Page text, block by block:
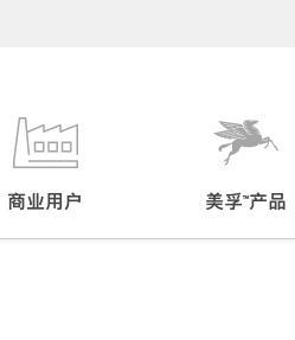
商业用户 美孚™产品